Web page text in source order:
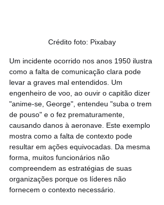
Crédito foto: Pixabay
Um incidente ocorrido nos anos 1950 ilustra
como a falta de comunicação clara pode
levar a graves mal entendidos. Um
engenheiro de voo, ao ouvir o capitão dizer
"anime-se, George", entendeu "suba o trem
de pouso" e o fez prematuramente,
causando danos à aeronave. Este exemplo
mostra como a falta de contexto pode
resultar em ações equivocadas. Da mesma
forma, muitos funcionários não
compreendem as estratégias de suas
organizações porque os líderes não
fornecem o contexto necessário.